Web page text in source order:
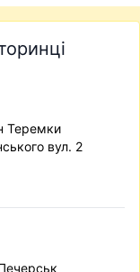
Теремки
вул. 2